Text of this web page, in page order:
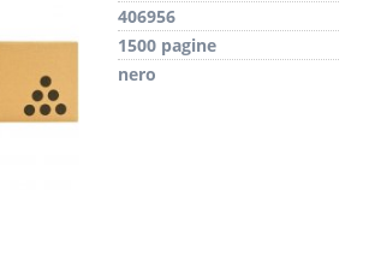
406956
1500 pagine
nero